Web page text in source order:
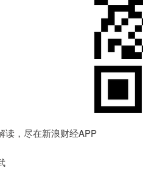
读，尽在新浪财经APP